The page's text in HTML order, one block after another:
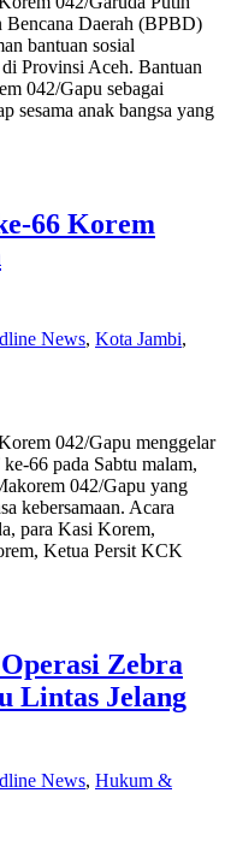
Bencana Daerah (BPBD)
bantuan sosial
Provinsi Aceh. Bantuan
042/Gapu sebagai
sesama anak bangsa yang
66 Korem
News, Kota Jambi,
042/Gapu menggelar
66 pada Sabtu malam,
042/Gapu yang
kebersamaan. Acara
para Kasi Korem,
Ketua Persit KCK
Zebra
Lintas Jelang
News, Hukum &